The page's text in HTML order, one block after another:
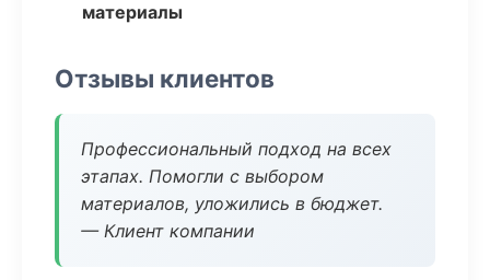
материалы
Отзывы клиентов
Профессиональный подход на всех
этапах. Помогли с выбором
материалов, уложились в бюджет.
— Клиент компании